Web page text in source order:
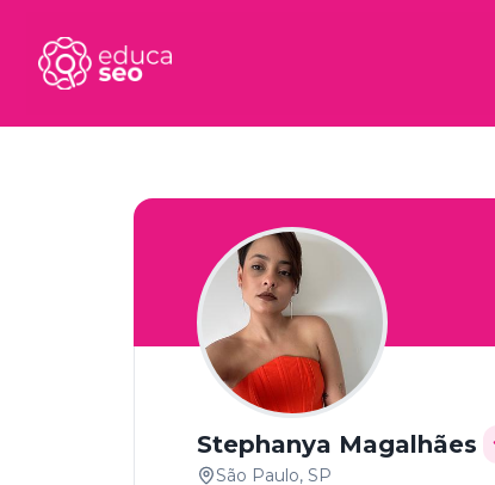
Stephanya Magalhães
São Paulo, SP